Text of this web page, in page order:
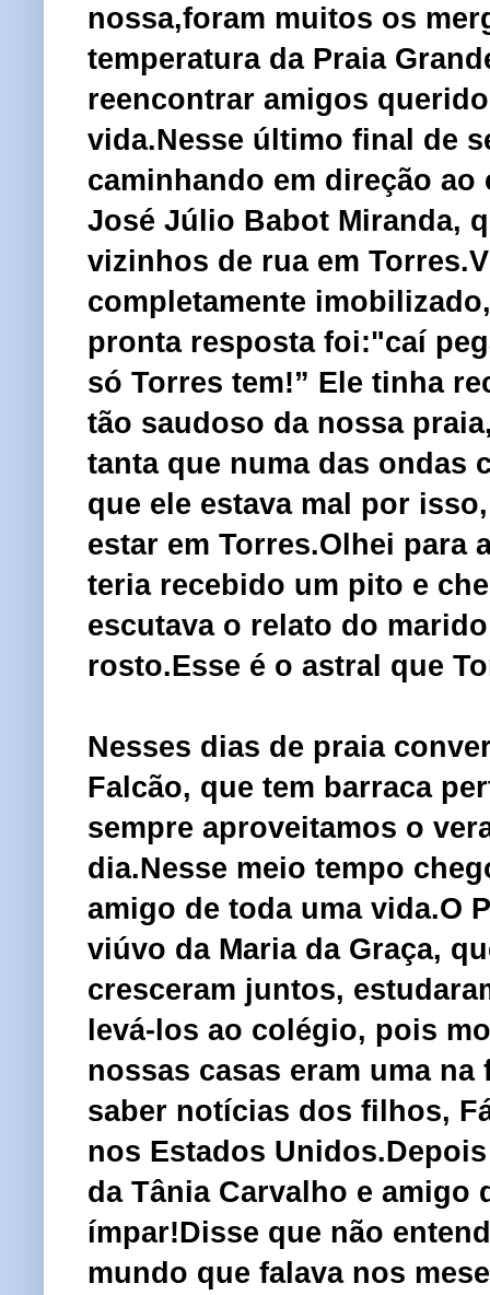
nossa,foram muitos os
temperatura da Praia
reencontrar amigos
vida.Nesse último final de
caminhando em direção
José Júlio Babot Miranda,
vizinhos de rua em
completamente
pronta resposta foi:"caí
só Torres tem!” Ele tinha
tão saudoso da nossa
tanta que numa das ondas
que ele estava mal por
estar em Torres.Olhei para
teria recebido um pito e
escutava o relato do
rosto.Esse é o astral que
Nesses dias de praia
Falcão, que tem barraca
sempre aproveitamos o
dia.Nesse meio tempo
amigo de toda uma vida.O
viúvo da Maria da Graça,
cresceram juntos,
levá-los ao colégio, pois
nossas casas eram uma
saber notícias dos filhos,
nos Estados
da Tânia Carvalho e amigo
ímpar!Disse que não
mundo que falava nos